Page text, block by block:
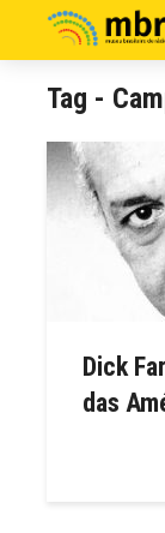
Tag -
Dick
das